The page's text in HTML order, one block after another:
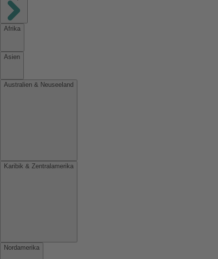
Afrika
Asien
Australien & Neuseeland
Karibik & Zentralamerika
Nordamerika